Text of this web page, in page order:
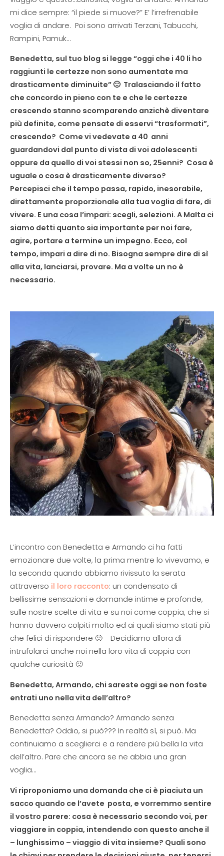
mi dice sempre: “il piede si muove?” E’ l’irrefrenabile
voglia di andare. Poi sono arrivati Terzani, Tabucchi,
Rampini, Pamuk…
Benedetta, sul tuo blog si legge “oggi che i 40 li ho
raggiunti le certezze non sono aumentate ma
drasticamente diminuite” 🙂 Tralasciando il fatto
che concordo in pieno con te e che le certezze
crescendo stanno scomparendo anzichè diventare
più definite, come pensate di esservi “trasformati”,
crescendo? Come vi vedevate a 40 anni
guardandovi dal punto di vista di voi adolescenti
oppure da quello di voi stessi non so, 25enni? Cosa è
uguale o cosa è drasticamente diverso?
Percepisci che il tempo passa, rapido, inesorabile,
direttamente proporzionale alla tua voglia di fare, di
vivere. E una cosa l’impari: scegli, selezioni. A Malta ci
siamo detti quanto sia importante per noi fare,
agire, portare a termine un impegno. Ecco, col
tempo, impari a dire di no. Bisogna sempre dire di sì
alla vita, lanciarsi, provare. Ma a volte un no è
necessario.
L’incontro con Benedetta e Armando ci ha fatti
emozionare due volte, la prima mentre lo vivevamo, e
la seconda quando abbiamo rivissuto la serata
attraverso il loro racconto: un condensato di
bellissime sensazioni e domande intime e profonde,
sulle nostre scelte di vita e su noi come coppia, che si
hanno davvero colpiti molto ed ai quali siamo stati più
che felici di rispondere 🙂 Decidiamo allora di
intrufolarci anche noi nella loro vita di coppia con
qualche curiosità 🙂
Benedetta, Armando, chi sareste oggi se non foste
entrati uno nella vita dell’altro?
Benedetta senza Armando? Armando senza
Benedetta? Oddio, si può??? In realtà sì, si può. Ma
continuiamo a sceglierci e a rendere più bella la vita
dell’altro. Pare che ancora se ne abbia una gran
voglia…
Vi riproponiamo una domanda che ci è piaciuta un
sacco quando ce l’avete posta, e vorremmo sentire
il vostro parere: cosa è necessario secondo voi, per
viaggiare in coppia, intendendo con questo anche il
– lunghissimo – viaggio di vita insieme? Quali sono